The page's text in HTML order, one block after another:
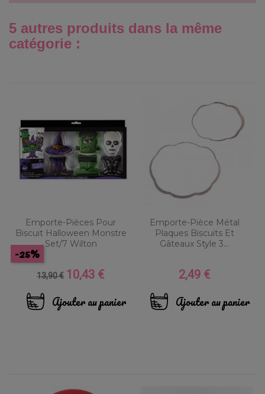
5 autres produits dans la même
catégorie :
Emporte-Pièces Pour
Biscuit Halloween Monstre
Set/7 Wilton
Prix
base
13,90 €
-25%
Prix
10,43 €
Ajouter au panier
Emporte-Pièce Métal
Plaques Biscuits Et
Gâteaux Style 3...
Prix
2,49 €
Ajouter au panier